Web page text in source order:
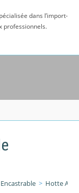
dans l’import-
professionnels.
> Hotte